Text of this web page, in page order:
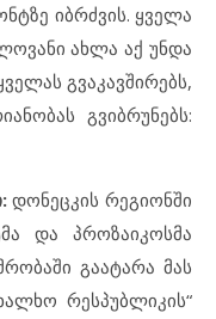
იბრძვის. ყველა
ახლა აქ უნდა
გვაკავშირებს,
გვიბრუნებს:
დონეცკის რეგიონში
და პროზაიკოსმა
გაატარა მას
რესპუბლიკის“